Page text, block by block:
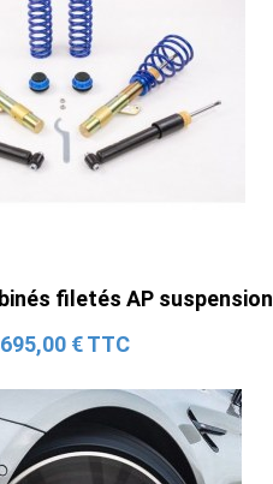
filetés AP suspension
695,00 € TTC